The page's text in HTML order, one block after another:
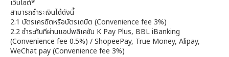
เว็บไซต์*
สามารถชำระเงินได้ดังนี้
2.1 บัตรเครดิตหรือบัตรเดบิต (Convenience fee 3%)
2.2 ชำระทันทีผ่านแอปพลิเคชัน K Pay Plus, BBL iBanking
(Convenience fee 0.5%) / ShopeePay, True Money, Alipay,
WeChat pay (Convenience fee 3%)